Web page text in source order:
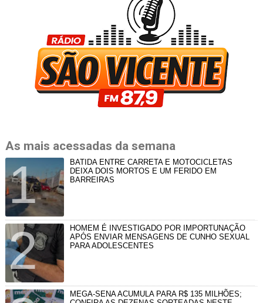
As mais acessadas da semana
BATIDA ENTRE CARRETA E MOTOCICLETAS
DEIXA DOIS MORTOS E UM FERIDO EM
BARREIRAS
HOMEM É INVESTIGADO POR IMPORTUNAÇÃO
APÓS ENVIAR MENSAGENS DE CUNHO SEXUAL
PARA ADOLESCENTES
MEGA-SENA ACUMULA PARA R$ 135 MILHÕES;